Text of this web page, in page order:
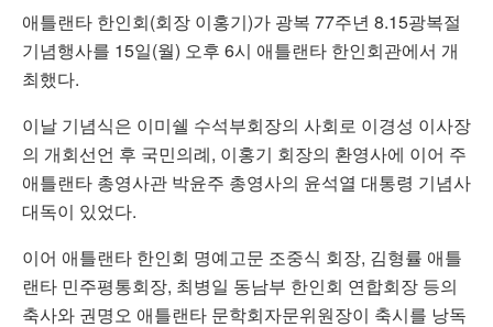
애틀랜타 한인회(회장 이홍기)가 광복 77주년 8.15광복절
기념행사를 15일(월) 오후 6시 애틀랜타 한인회관에서 개
최했다.
이날 기념식은 이미쉘 수석부회장의 사회로 이경성 이사장
의 개회선언 후 국민의례, 이홍기 회장의 환영사에 이어 주
애틀랜타 총영사관 박윤주 총영사의 윤석열 대통령 기념사
대독이 있었다.
이어 애틀랜타 한인회 명예고문 조중식 회장, 김형률 애틀
랜타 민주평통회장, 최병일 동남부 한인회 연합회장 등의
축사와 권명오 애틀랜타 문학회자문위원장이 축시를 낭독